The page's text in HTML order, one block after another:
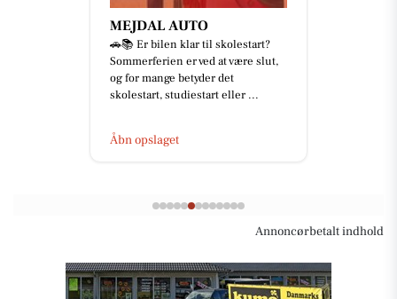
MEJDAL AUTO
🚗📚 Er bilen klar til skolestart?
Sommerferien er ved at være slut,
og for mange betyder det
skolestart, studiestart eller ...
Åbn opslaget
Annoncørbetalt indhold